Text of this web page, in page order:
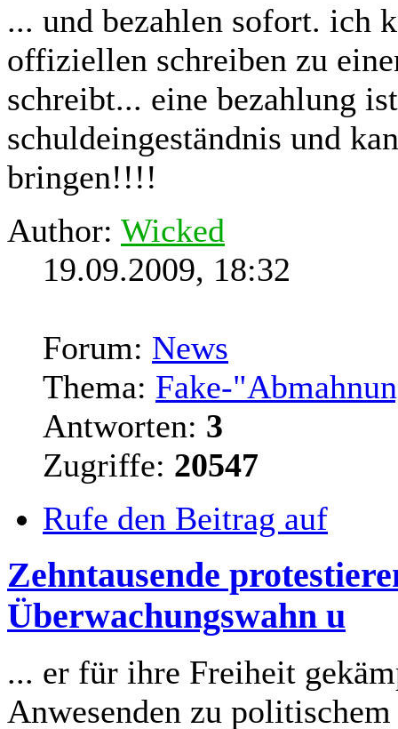
... und bezahlen sofort. ich
offiziellen schreiben zu
schreibt... eine bezahlung
schuldeingeständnis und
bringen!!!!
Author: Wicked
19.09.2009, 18:32
Forum: News
Thema: Fake-
Antworten: 3
Zugriffe: 20547
Rufe den Beitrag auf
Zehntausende
Überwachungswahn u
... er für ihre Freiheit
Anwesenden zu